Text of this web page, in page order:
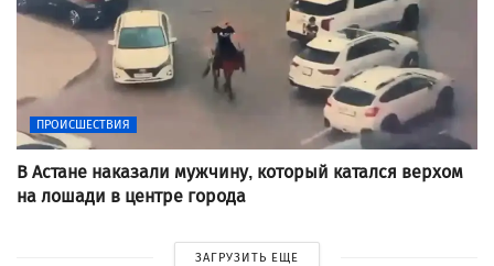
ПРОИСШЕСТВИЯ
В Астане наказали мужчину, который катался верхом
на лошади в центре города
ЗАГРУЗИТЬ ЕЩЕ